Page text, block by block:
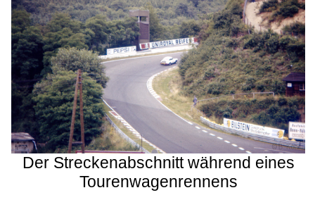
Der Streckenabschnitt während eines
Tourenwagenrennens